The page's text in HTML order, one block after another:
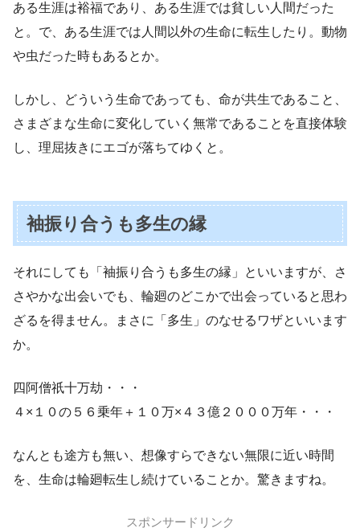
ある生涯は裕福であり、ある生涯では貧しい人間だった
と。で、ある生涯では人間以外の生命に転生したり。動物
や虫だった時もあるとか。
しかし、どういう生命であっても、命が共生であること、
さまざまな生命に変化していく無常であることを直接体験
し、理屈抜きにエゴが落ちてゆくと。
袖振り合うも多生の縁
それにしても「袖振り合うも多生の縁」といいますが、さ
さやかな出会いでも、輪廻のどこかで出会っていると思わ
ざるを得ません。まさに「多生」のなせるワザといいます
か。
四阿僧祇十万劫・・・
４×１０の５６乗年＋１０万×４３億２０００万年・・・
なんとも途方も無い、想像すらできない無限に近い時間
を、生命は輪廻転生し続けていることか。驚きますね。
スポンサードリンク